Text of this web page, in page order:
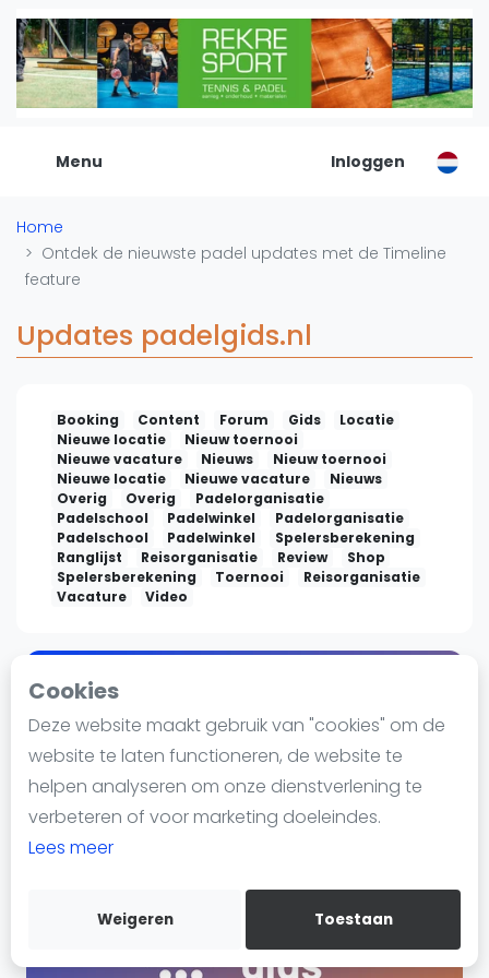
Cookies
Deze website maakt gebruik van "cookies" om de
website te laten functioneren, de website te
helpen analyseren om onze dienstverlening te
verbeteren of voor marketing doeleindes.
Lees meer
Weigeren Toestaan
Menu
De Padel Gids
Alle padel locaties
Padelwinkels
Organisatie
Banenbouwers
Overige categorien
Padelscholen
Toevoegen data
Padel
Forum
Nieuws
Blog artikelen
Vragen over padel
Padelgear
Informatie
Over ons
Contact
Adverteren
Insights
WhatsApp
Join WhatsApp Community
Inloggen
Home
Ontdek de nieuwste padel updates met de Timeline
feature
Updates padelgids.nl
Booking Content Forum Gids
Locatie
Nieuwe locatie
Nieuw toernooi
Nieuwe vacature
Nieuws
Nieuw toernooi
Nieuwe locatie
Nieuwe vacature
Nieuws
Overig
Overig
Padelorganisatie
Padelschool
Padelwinkel
Padelorganisatie
Padelschool
Padelwinkel
Spelersberekening
Ranglijst
Reisorganisatie Review
Shop
Spelersberekening
Toernooi
Reisorganisatie
Vacature
Video